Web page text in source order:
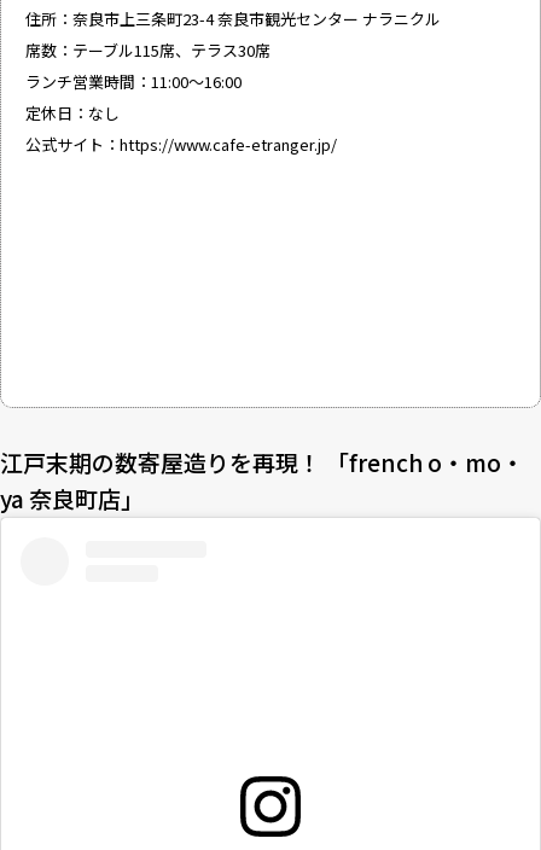
住所：奈良市上三条町23-4 奈良市観光センター ナラニクル
席数：テーブル115席、テラス30席
ランチ営業時間：11:00〜16:00
定休日：なし
公式サイト： https://www.cafe-etranger.jp/
江戸末期の数寄屋造りを再現！ 「french o・mo・
ya 奈良町店」